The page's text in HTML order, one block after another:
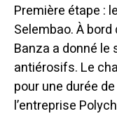
Première étape :
Selembao. À
Banza a donné
antiérosifs. Le
pour une durée
l’entreprise